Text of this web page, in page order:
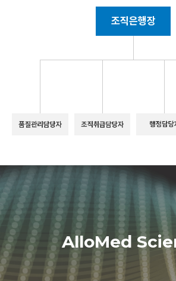
AlloMed